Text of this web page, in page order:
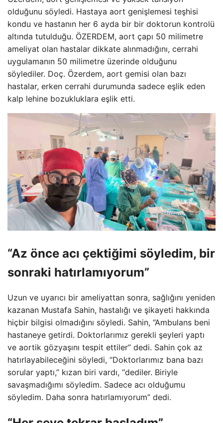
olduğunu söyledi. Hastaya aort genişlemesi teşhisi
kondu ve hastanın her 6 ayda bir bir doktorun kontrolü
altında tutulduğu. ÖZERDEM, aort çapı 50 milimetre
ameliyat olan hastalar dikkate alınmadığını, cerrahi
uygulamanın 50 milimetre üzerinde olduğunu
söylediler. Doç. Özerdem, aort gemisi olan bazı
hastalar, erken cerrahi durumunda sadece eşlik eden
kalp lehine bozukluklara eşlik etti.
“Az önce acı çektiğimi söyledim, bir
sonraki hatırlamıyorum”
Uzun ve uyarıcı bir ameliyattan sonra, sağlığını yeniden
kazanan Mustafa Sahin, hastalığı ve şikayeti hakkında
hiçbir bilgisi olmadığını söyledi. Sahin, “Ambulans beni
hastaneye getirdi. Doktorlarımız gerekli şeyleri yaptı
ve aortik gözyaşını tespit ettiler” dedi. Sahin çok az
hatırlayabileceğini söyledi, “Doktorlarımız bana bazı
sorular yaptı,” kızan biri vardı, “dediler. Biriyle
savaşmadığımı söyledim. Sadece acı olduğumu
söyledim. Daha sonra hatırlamıyorum” dedi.